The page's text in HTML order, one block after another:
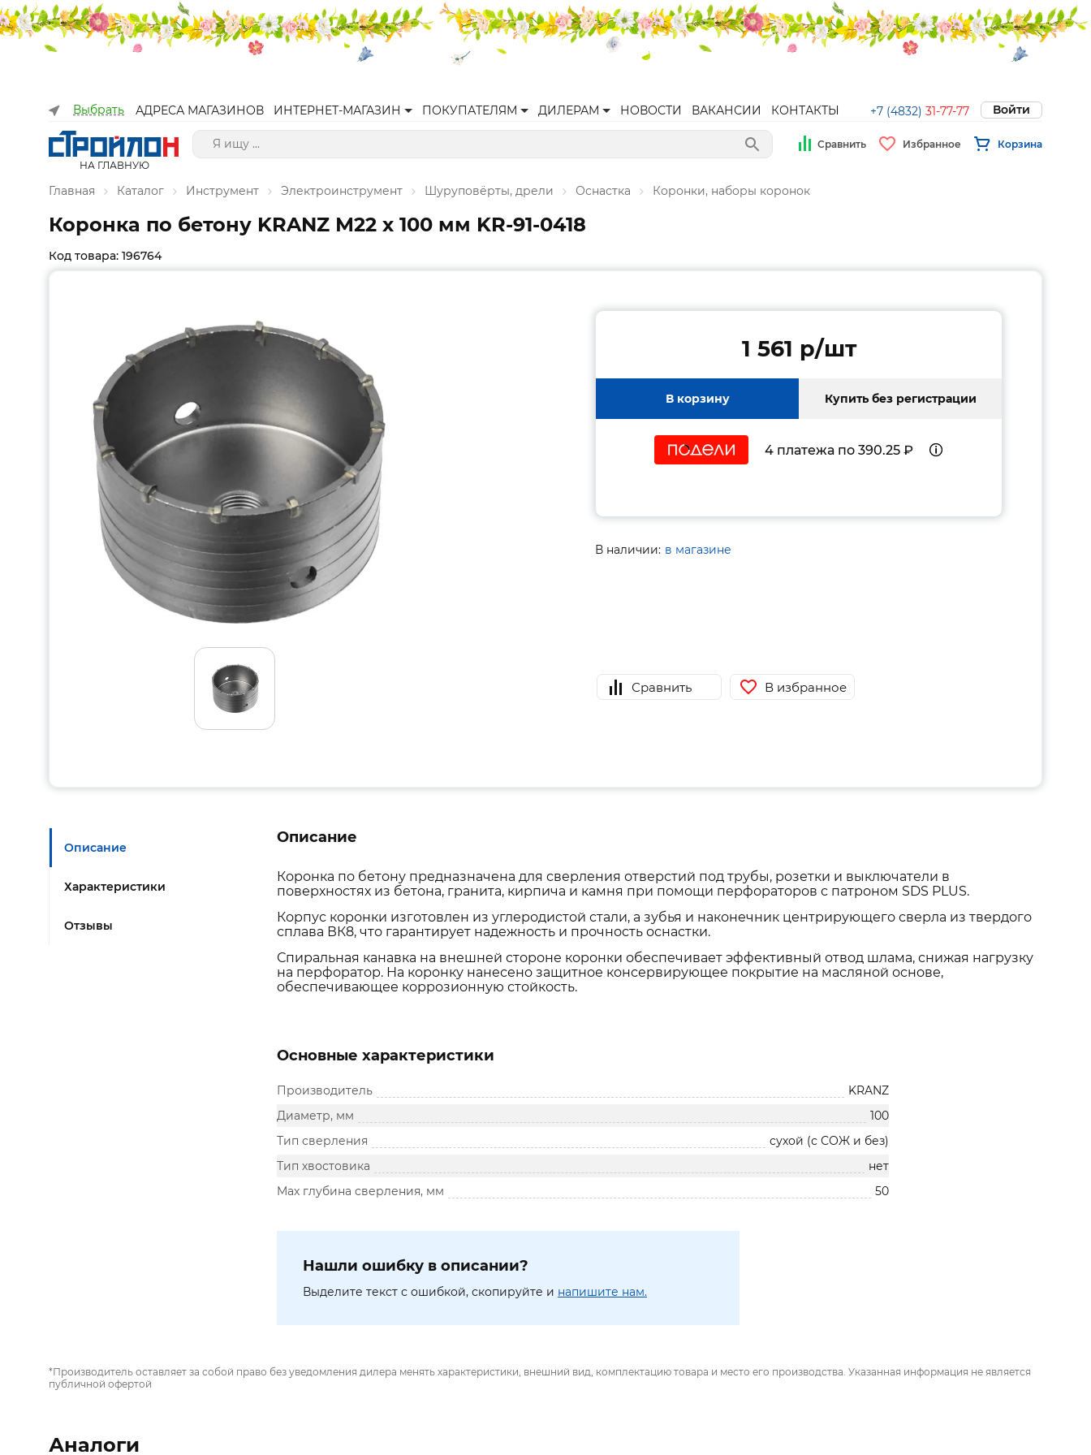
Выбрать АДРЕСА МАГАЗИНОВ ИНТЕРНЕТ-МАГАЗИН ПОКУПАТЕЛЯМ ДИЛЕРАМ НОВОСТИ ВАКАНСИИ КОНТАКТЫ +7 (4832) 31-77-77 Войти
НА ГЛАВНУЮ
Сравнить Избранное Корзина
Главная Каталог Инструмент Электроинструмент Шуруповёрты, дрели Оснастка Коронки, наборы коронок
Коронка по бетону KRANZ М22 х 100 мм KR-91-0418
Код товара: 196764
1 561 p/шт
В корзину Купить без регистрации
4 платежа по 390.25 ₽
В наличии: в магазине
Сравнить В избранное
Описание
Характеристики
Отзывы
Описание
Коронка по бетону предназначена для сверления отверстий под трубы, розетки и выключатели в
поверхностях из бетона, гранита, кирпича и камня при помощи перфораторов с патроном SDS PLUS.
Корпус коронки изготовлен из углеродистой стали, а зубья и наконечник центрирующего сверла из твердого
сплава ВК8, что гарантирует надежность и прочность оснастки.
Спиральная канавка на внешней стороне коронки обеспечивает эффективный отвод шлама, снижая нагрузку
на перфоратор. На коронку нанесено защитное консервирующее покрытие на масляной основе,
обеспечивающее коррозионную стойкость.
Основные характеристики
Производитель
KRANZ
Диаметр, мм
100
Тип сверления
сухой (с СОЖ и без)
Тип хвостовика
нет
Max глубина сверления, мм
50
Нашли ошибку в описании?
Выделите текст с ошибкой, скопируйте и напишите нам.
*Производитель оставляет за собой право без уведомления дилера менять характеристики, внешний вид, комплектацию товара и место его производства. Указанная информация не является
публичной офертой
Аналоги